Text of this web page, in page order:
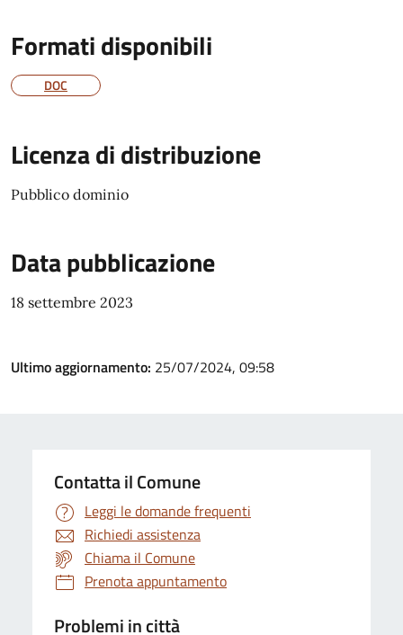
Formati disponibili
DOC
Licenza di distribuzione
Pubblico dominio
Data pubblicazione
18 settembre 2023
Ultimo aggiornamento: 25/07/2024, 09:58
Contatta il Comune
Leggi le domande frequenti
Richiedi assistenza
Chiama il Comune
Prenota appuntamento
Problemi in città